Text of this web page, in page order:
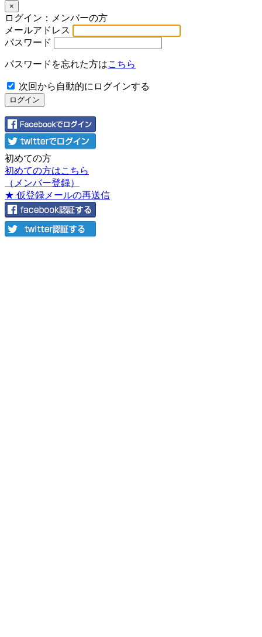
×
ログイン：メンバーの方
メールアドレス
パスワード
パスワードを忘れた方はこちら
次回から自動的にログインする
初めての方
初めての方はこちら
（メンバー登録）
★ 仮登録メールの再送信